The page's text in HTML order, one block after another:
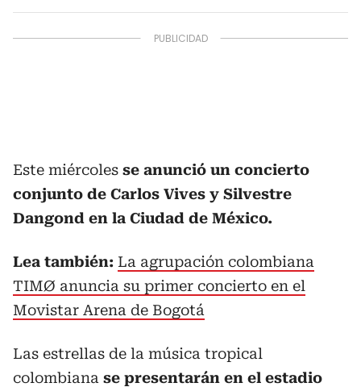
Este miércoles se anunció un concierto
conjunto de Carlos Vives y Silvestre
Dangond en la Ciudad de México.
Lea también: La agrupación colombiana
TIMØ anuncia su primer concierto en el
Movistar Arena de Bogotá
Las estrellas de la música tropical
colombiana se presentarán en el estadio